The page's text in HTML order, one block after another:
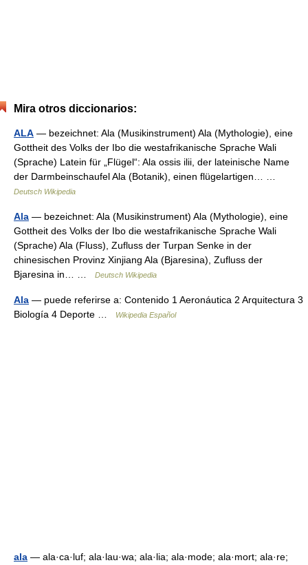
Mira otros diccionarios:
ALA — bezeichnet: Ala (Musikinstrument) Ala (Mythologie), eine
Gottheit des Volks der Ibo die westafrikanische Sprache Wali
(Sprache) Latein für „Flügel“: Ala ossis ilii, der lateinische Name
der Darmbeinschaufel Ala (Botanik), einen flügelartigen… …
Deutsch Wikipedia
Ala — bezeichnet: Ala (Musikinstrument) Ala (Mythologie), eine
Gottheit des Volks der Ibo die westafrikanische Sprache Wali
(Sprache) Ala (Fluss), Zufluss der Turpan Senke in der
chinesischen Provinz Xinjiang Ala (Bjaresina), Zufluss der
Bjaresina in… …
Deutsch Wikipedia
Ala — puede referirse a: Contenido 1 Aeronáutica 2 Arquitectura 3
Biología 4 Deporte …
Wikipedia Español
ala — ala·ca·luf; ala·lau·wa; ala·lia; ala·mode; ala·mort; ala·re;